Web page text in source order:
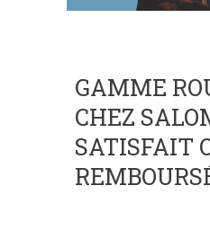
GAMME
CHEZ
SATISFAIT